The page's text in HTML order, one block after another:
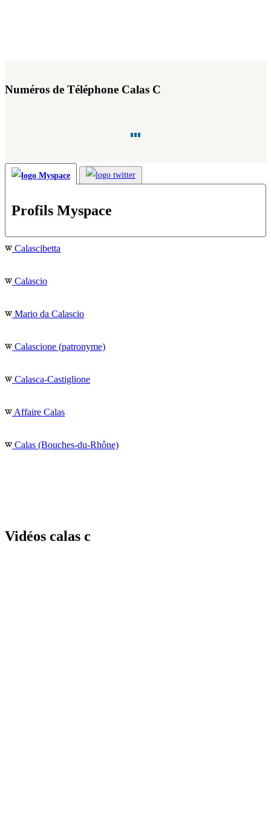
Numéros de Téléphone Calas C
Profils Myspace
Calascibetta
Calascio
Mario da Calascio
Calascione (patronyme)
Calasca-Castiglione
Affaire Calas
Calas (Bouches-du-Rhône)
Vidéos calas c